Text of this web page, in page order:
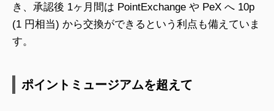
き、承認後 1ヶ月間は PointExchange や PeX へ 10p
(1 円相当) から交換ができるという利点も備えていま
す。
ポイントミュージアムを超えて